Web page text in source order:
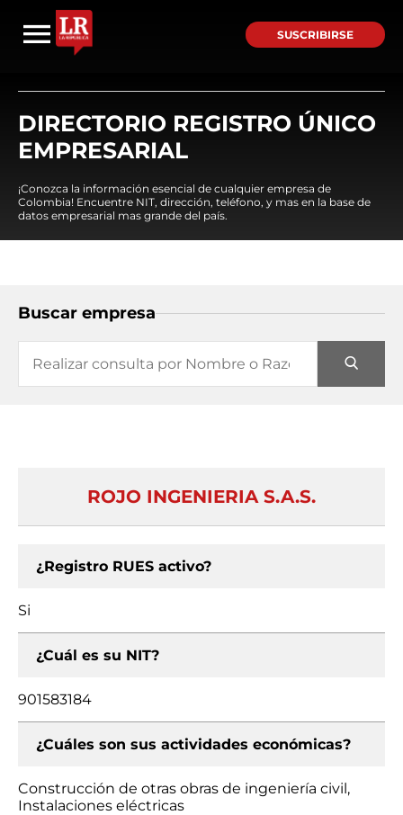
SUSCRIBIRSE
DIRECTORIO REGISTRO ÚNICO
EMPRESARIAL
¡Conozca la información esencial de cualquier empresa de
Colombia! Encuentre NIT, dirección, teléfono, y mas en la base de
datos empresarial mas grande del país.
Buscar empresa
ROJO INGENIERIA S.A.S.
¿Registro RUES activo?
Si
¿Cuál es su NIT?
901583184
¿Cuáles son sus actividades económicas?
Construcción de otras obras de ingeniería civil,
Instalaciones eléctricas